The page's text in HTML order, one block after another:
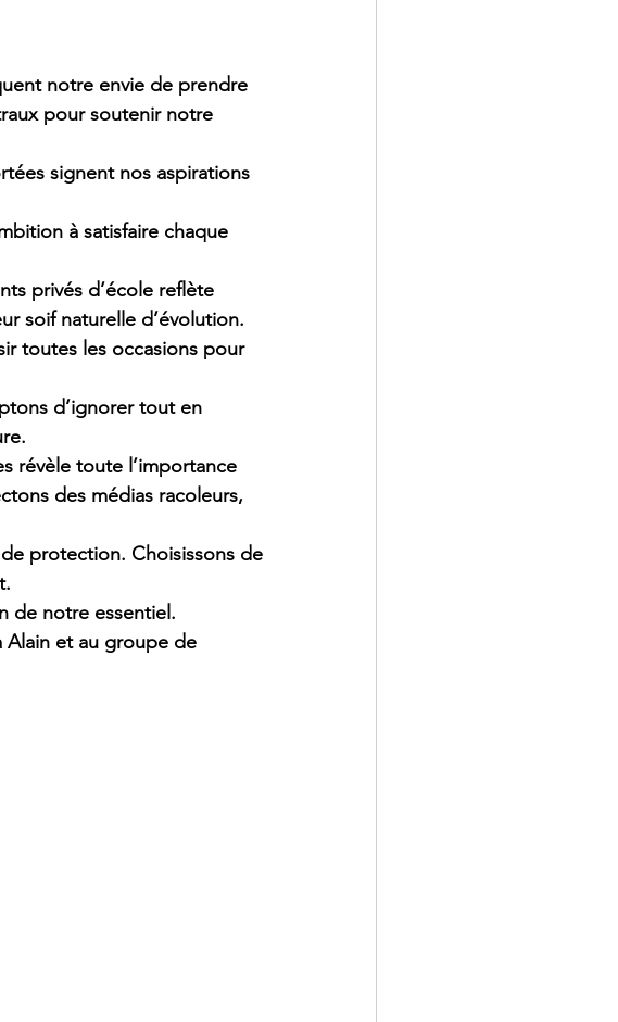
notre envie de prendre
pour soutenir notre
signent nos aspirations
à satisfaire chaque
privés d’école reflète
soif naturelle d’évolution.
toutes les occasions pour
d’ignorer tout en
révèle toute l’importance
des médias racoleurs,
protection. Choisissons de
de notre essentiel.
Alain et au groupe de